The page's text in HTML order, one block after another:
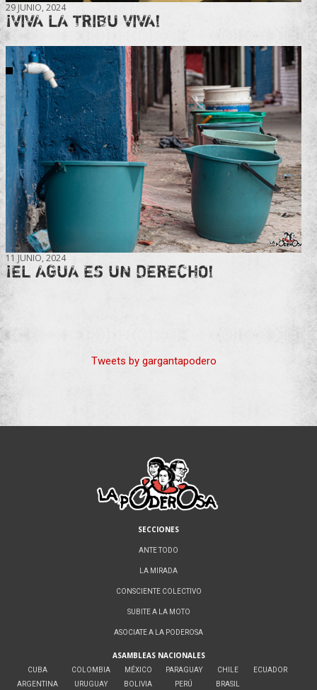
29 JUNIO, 2024
¡VIVA LA TRIBU VIVA!
11 JUNIO, 2024
¡EL AGUA ES UN DERECHO!
Tweets by gargantapodero
SECCIONES
ANTE TODO
LA MIRADA
CONSCIENTE COLECTIVO
SUBITE A LA MOTO
ASOCIATE A LA PODEROSA
ASAMBLEAS NACIONALES
CUBA
ARGENTINA
COLOMBIA
URUGUAY
MÉXICO
BOLIVIA
PARAGUAY
PERÚ
CHILE
BRASIL
ECUADOR